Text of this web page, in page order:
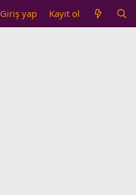
Giriş yap Kayıt ol